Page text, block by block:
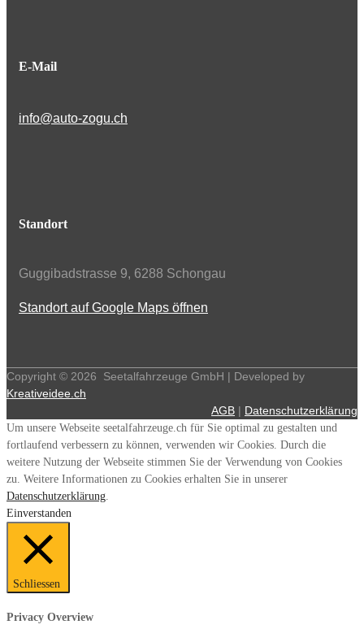
E-Mail
info@auto-zogu.ch
Standort
Guggibadstrasse 9, 6288 Schongau
Standort auf Google Maps öffnen
Copyright © 2026
Seetalfahrzeuge GmbH | Developed by
Kreativeidee.ch
AGB | Datenschutzerklärung
Um unsere Webseite seetalfahrzeuge.ch für Sie optimal zu gestalten und
fortlaufend verbessern zu können, verwenden wir Cookies. Durch die
weitere Nutzung der Webseite stimmen Sie der Verwendung von Cookies
zu. Weitere Informationen zu Cookies erhalten Sie in unserer
Datenschutzerklärung.
Einverstanden
Schliessen
Privacy Overview